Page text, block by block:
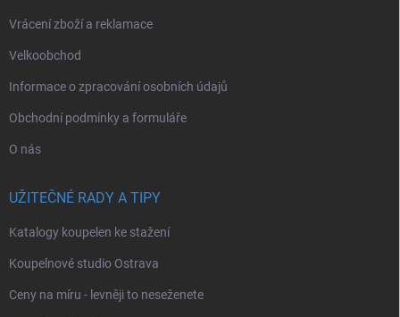
Vrácení zboží a reklamace
Velkoobchod
Informace o zpracování osobních údajů
Obchodní podmínky a formuláře
O nás
UŽITEČNÉ RADY A TIPY
Katalogy koupelen ke stažení
Koupelnové studio Ostrava
Ceny na míru - levněji to neseženete